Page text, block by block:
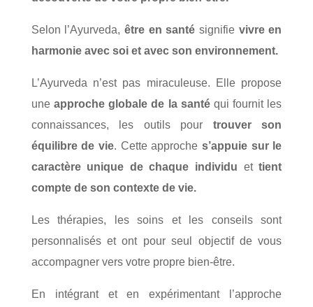
Selon l’Ayurveda,être en santé signifie vivre en
harmonie avec soi et avec son environnement.
L’Ayurveda n’est pas miraculeuse. Elle propose
une approche globale de la santéqui fournit les
connaissances, les outils pour trouver son
équilibre de vie. Cette approche s’appuie sur le
caractère unique de chaque individu ettient
compte de son contexte de vie.
Les thérapies, les soins et les conseils sont
personnalisés et ont pour seul objectif de vous
accompagner vers votre propre bien-être.
En intégrant et en expérimentant l’approche